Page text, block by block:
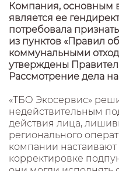
Компания, основным
является ее
потребовала
из пунктов «Правил
коммунальными
утверждены
Рассмотрение дела
«ТБО Экосервис»
недействительным
действия лица,
регионального
компании
корректировке